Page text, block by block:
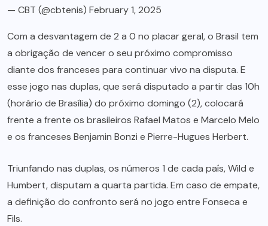
— CBT (@cbtenis) February 1, 2025
Com a desvantagem de 2 a 0 no placar geral, o Brasil tem
a obrigação de vencer o seu próximo compromisso
diante dos franceses para continuar vivo na disputa. E
esse jogo nas duplas, que será disputado a partir das 10h
(horário de Brasília) do próximo domingo (2), colocará
frente a frente os brasileiros Rafael Matos e Marcelo Melo
e os franceses Benjamin Bonzi e Pierre-Hugues Herbert.
Triunfando nas duplas, os números 1 de cada país, Wild e
Humbert, disputam a quarta partida. Em caso de empate,
a definição do confronto será no jogo entre Fonseca e
Fils.